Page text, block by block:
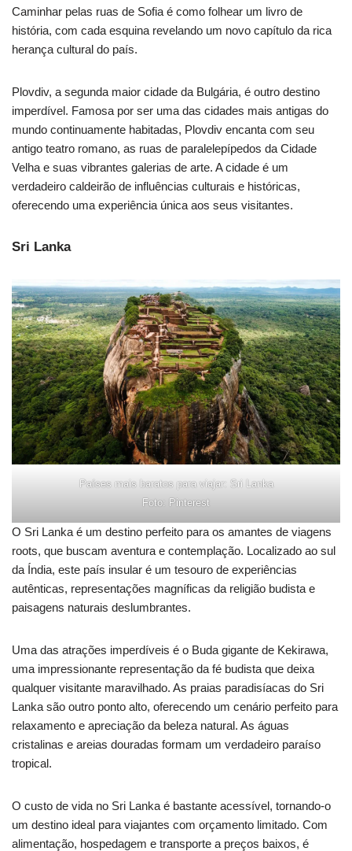
Caminhar pelas ruas de Sofia é como folhear um livro de
história, com cada esquina revelando um novo capítulo da rica
herança cultural do país.
Plovdiv, a segunda maior cidade da Bulgária, é outro destino
imperdível. Famosa por ser uma das cidades mais antigas do
mundo continuamente habitadas, Plovdiv encanta com seu
antigo teatro romano, as ruas de paralelepípedos da Cidade
Velha e suas vibrantes galerias de arte. A cidade é um
verdadeiro caldeirão de influências culturais e históricas,
oferecendo uma experiência única aos seus visitantes.
Sri Lanka
Países mais baratos para viajar: Sri Lanka
Foto: Pinterest
O Sri Lanka é um destino perfeito para os amantes de viagens
roots, que buscam aventura e contemplação. Localizado ao sul
da Índia, este país insular é um tesouro de experiências
autênticas, representações magníficas da religião budista e
paisagens naturais deslumbrantes.
Uma das atrações imperdíveis é o Buda gigante de Kekirawa,
uma impressionante representação da fé budista que deixa
qualquer visitante maravilhado. As praias paradisíacas do Sri
Lanka são outro ponto alto, oferecendo um cenário perfeito para
relaxamento e apreciação da beleza natural. As águas
cristalinas e areias douradas formam um verdadeiro paraíso
tropical.
O custo de vida no Sri Lanka é bastante acessível, tornando-o
um destino ideal para viajantes com orçamento limitado. Com
alimentação, hospedagem e transporte a preços baixos, é